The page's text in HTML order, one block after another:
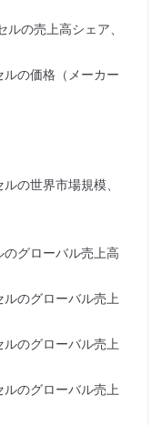
の売上高シェア、
ルの価格（メーカー
の世界市場規模、
のグローバル売上高
のグローバル売上
のグローバル売上
のグローバル売上